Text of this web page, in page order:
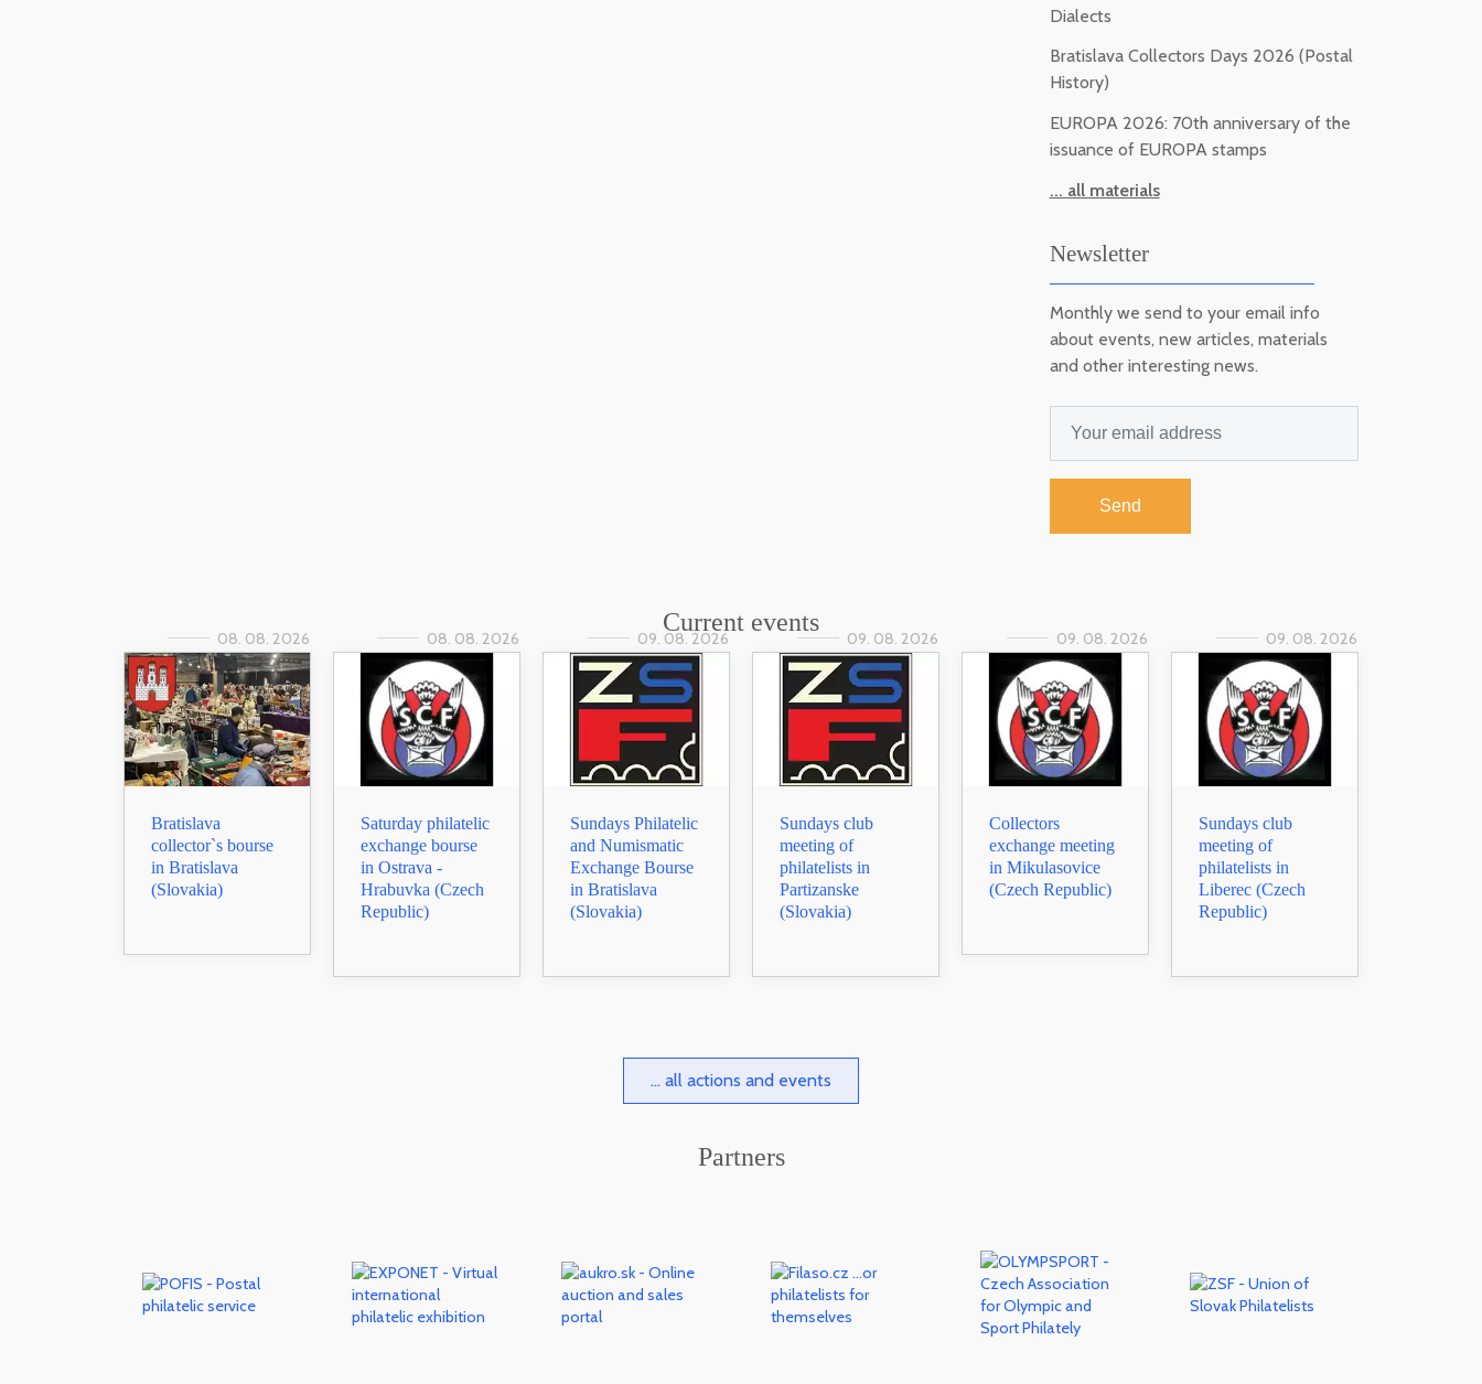
Dialects
Bratislava Collectors Days 2026 (Postal
History)
EUROPA 2026: 70th anniversary of the
issuance of EUROPA stamps
... all materials
Newsletter
Monthly we send to your email info
about events, new articles, materials
and other interesting news.
Send
Current events
08. 08. 2026
Bratislava
collector`s bourse
in Bratislava
(Slovakia)
08. 08. 2026
Saturday philatelic
exchange bourse
in Ostrava -
Hrabuvka (Czech
Republic)
09. 08. 2026
Sundays Philatelic
and Numismatic
Exchange Bourse
in Bratislava
(Slovakia)
09. 08. 2026
Sundays club
meeting of
philatelists in
Partizanske
(Slovakia)
09. 08. 2026
Collectors
exchange meeting
in Mikulasovice
(Czech Republic)
09. 08. 2026
Sundays club
meeting of
philatelists in
Liberec (Czech
Republic)
... all actions and events
Partners